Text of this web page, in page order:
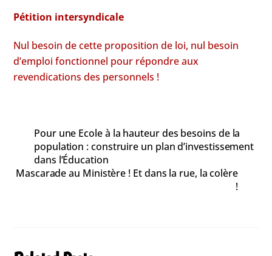
Pétition intersyndicale
Nul besoin de cette proposition de loi, nul besoin
d’emploi fonctionnel pour répondre aux
revendications des personnels !
Pour une Ecole à la hauteur des besoins de la
population : construire un plan d’investissement
dans l’Éducation
Mascarade au Ministère ! Et dans la rue, la colère
!